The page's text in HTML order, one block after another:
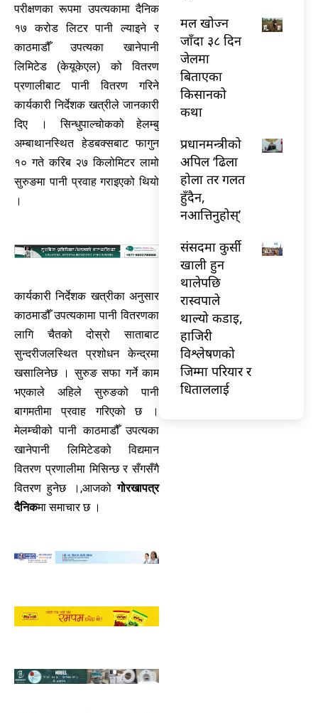
परीक्षणका रूपमा उपत्यकामा दैनिक
१७ करोड लिटर पानी ल्याइने र
काठमाडौँ उपत्यका खानेपानी
लिमिटेड (केयूकेएल) को वितरण
प्रणालीबाट पानी वितरण गरिने
कार्यकारी निर्देशक खत्रीले जानकारी
दिए । सिन्धुपाल्चोकको हेलम्बु
अम्बाथानस्थित हेडबक्सबाट फागुन
१० गते करिब २७ किलोमिटर लामो
सुरुङमा पानी प्रवाह गराइएको थियो
।
कार्यकारी निर्देशक खत्रीका अनुसार
काठमाडौँ उपत्यकामा पानी वितरणका
लागि चैतको दोस्रो साताबाट
सुन्दरीजलस्थित प्रशोधन केन्द्रमा
खसालिनेछ । सुरुङ सफा गर्ने काम
भएकाले अहिले सुरुङको पानी
बागमतीमा प्रवाह गरिएको छ ।
मेलम्चीको पानी काठमाडौँ उपत्यका
खानेपानी लिमिटेडको विद्यमान
वितरण प्रणालीमा मिसिन्छ र सँगसँगै
वितरण हुनेछ ।,आजकोगोरखापत्र
दैनिकमा समाचार छ ।
मल खोज्न
जाँदा ३८ दिन
जेलमा
बिताएका
किसानको
कथा
प्रधानमन्त्रीको
अपिल ‘ढिला
होला तर गलत
हुँदैन,
नआत्तिनुहोस्’
संसदमा कुर्सी
खाली हुन
थालेपछि
रास्वपाले
थाल्यो कडाइ,
हाजिरी
विश्लेषणको
जिम्मा परियार र
धिताललाई